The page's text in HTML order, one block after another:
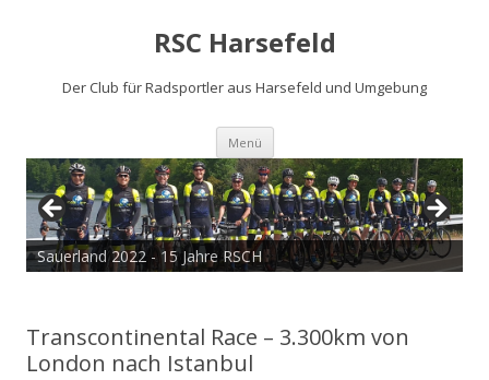
RSC Harsefeld
Der Club für Radsportler aus Harsefeld und Umgebung
Menü Zum
springen
Sauerland 2022 - 15 Jahre RSCH
Transcontinental Race – 3.300km von
London nach Istanbul